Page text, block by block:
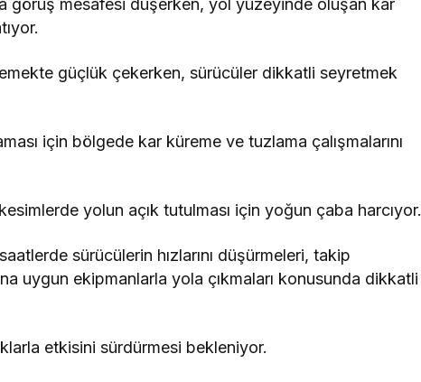
görüş mesafesi düşerken, yol yüzeyinde oluşan kar
güçlük çekerken, sürücüler dikkatli seyretmek
için bölgede kar küreme ve tuzlama çalışmalarını
yolun açık tutulması için yoğun çaba harcıyor.
sürücülerin hızlarını düşürmeleri, takip
uygun ekipmanlarla yola çıkmaları konusunda dikkatli
etkisini sürdürmesi bekleniyor.